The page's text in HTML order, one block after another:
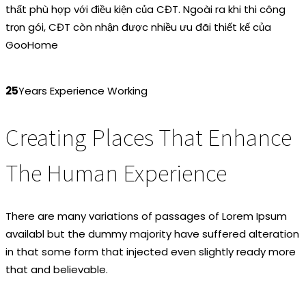
thất phù hợp với điều kiện của CĐT. Ngoài ra khi thi công
trọn gói, CĐT còn nhận được nhiều ưu đãi thiết kế của
GooHome
25Years Experience Working
Creating Places That Enhance
The Human Experience
There are many variations of passages of Lorem Ipsum
availabl but the dummy majority have suffered alteration
in that some form that injected even slightly ready more
that and believable.